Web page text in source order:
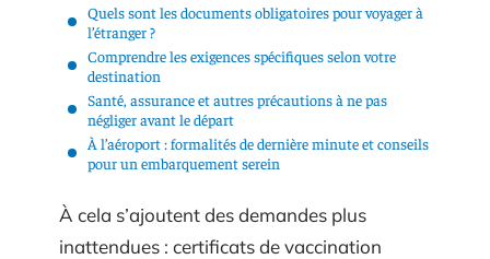
Quels sont les documents obligatoires pour voyager à
l’étranger ?
Comprendre les exigences spécifiques selon votre
destination
Santé, assurance et autres précautions à ne pas
négliger avant le départ
À l’aéroport : formalités de dernière minute et conseils
pour un embarquement serein
À cela s’ajoutent des demandes plus
inattendues : certificats de vaccination